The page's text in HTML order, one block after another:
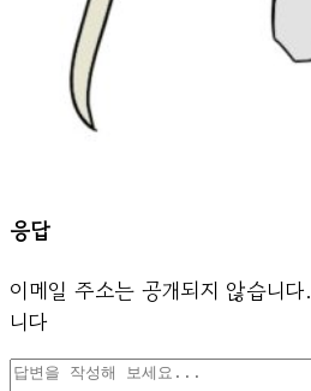
응답
이메일 주소는 공개되지 않습니다.
니다